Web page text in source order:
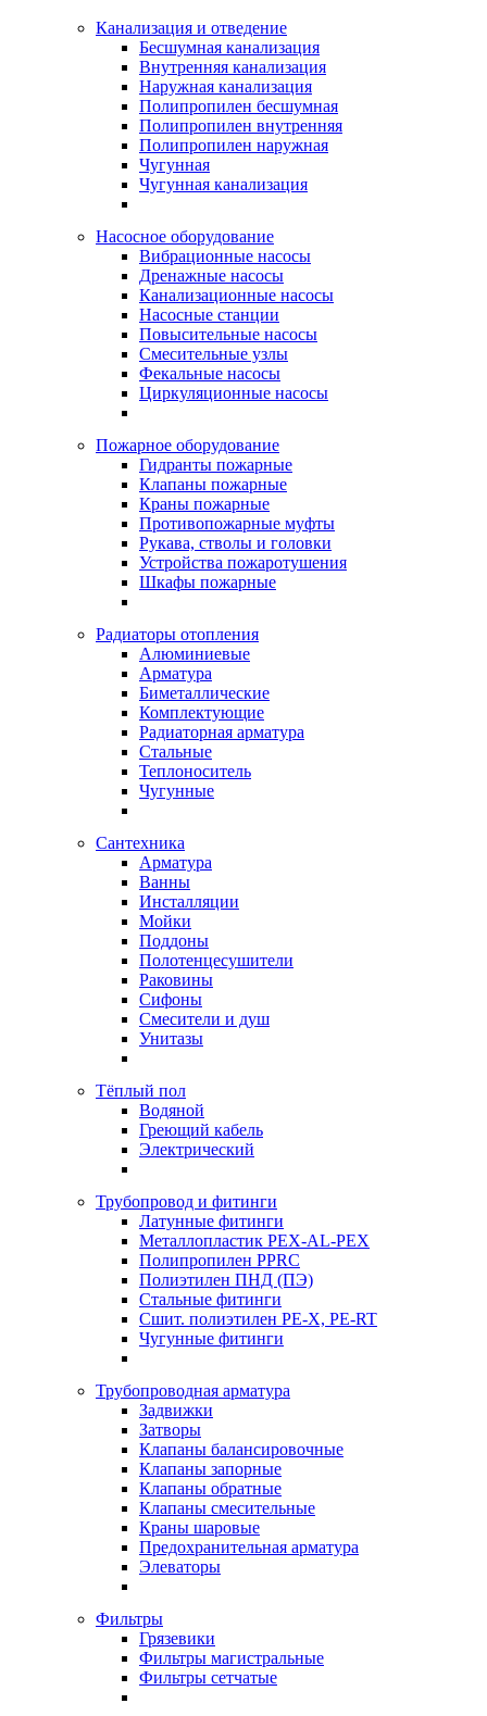
Канализация и отведение
Бесшумная канализация
Внутренняя канализация
Наружная канализация
Полипропилен бесшумная
Полипропилен внутренняя
Полипропилен наружная
Чугунная
Чугунная канализация
Насосное оборудование
Вибрационные насосы
Дренажные насосы
Канализационные насосы
Насосные станции
Повысительные насосы
Смесительные узлы
Фекальные насосы
Циркуляционные насосы
Пожарное оборудование
Гидранты пожарные
Клапаны пожарные
Краны пожарные
Противопожарные муфты
Рукава, стволы и головки
Устройства пожаротушения
Шкафы пожарные
Радиаторы отопления
Алюминиевые
Арматура
Биметаллические
Комплектующие
Радиаторная арматура
Стальные
Теплоноситель
Чугунные
Сантехника
Арматура
Ванны
Инсталляции
Мойки
Поддоны
Полотенцесушители
Раковины
Сифоны
Смесители и душ
Унитазы
Тёплый пол
Водяной
Греющий кабель
Электрический
Трубопровод и фитинги
Латунные фитинги
Металлопластик PEX-AL-PEX
Полипропилен PPRC
Полиэтилен ПНД (ПЭ)
Стальные фитинги
Сшит. полиэтилен PE-X, PE-RT
Чугунные фитинги
Трубопроводная арматура
Задвижки
Затворы
Клапаны балансировочные
Клапаны запорные
Клапаны обратные
Клапаны смесительные
Краны шаровые
Предохранительная арматура
Элеваторы
Фильтры
Грязевики
Фильтры магистральные
Фильтры сетчатые